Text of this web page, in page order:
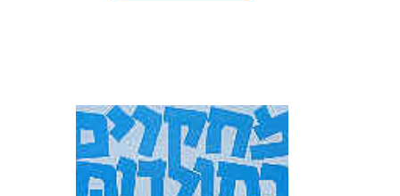
בתור שכזה רומז הכינוי, כביכול,
לעידן של יציבות וחד-משמעיות,
ואולי אך לעידן של דתיות
מאובנת, הרחוקה משאלות